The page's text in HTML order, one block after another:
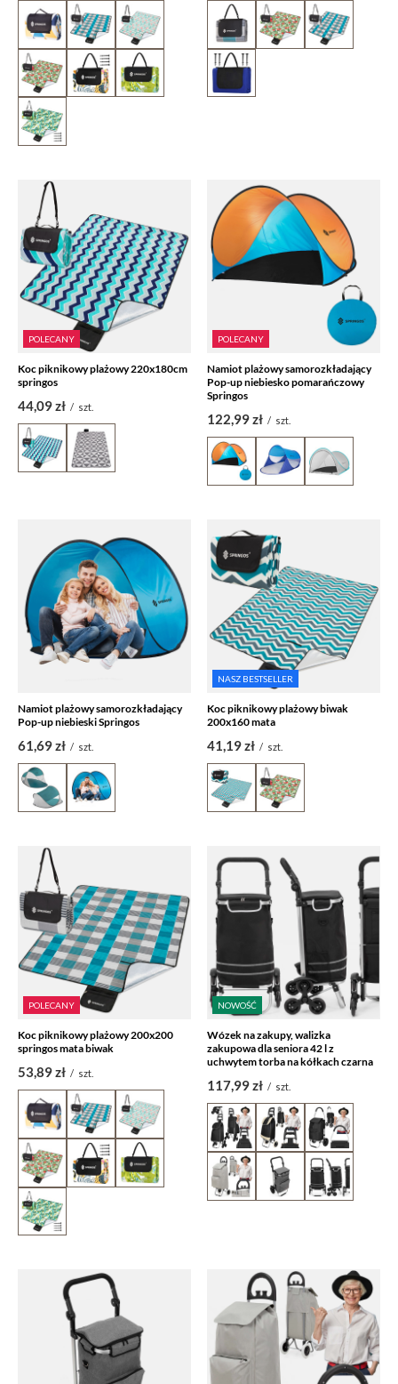
POLECANY
Koc piknikowy plażowy 220x180cm
springos
44,09 zł / szt.
POLECANY
Namiot plażowy samorozkładający
Pop-up niebiesko pomarańczowy
Springos
122,99 zł / szt.
Namiot plażowy samorozkładający
Pop-up niebieski Springos
61,69 zł / szt.
NASZ BESTSELLER
Koc piknikowy plażowy biwak
200x160 mata
41,19 zł / szt.
POLECANY
Koc piknikowy plażowy 200x200
springos mata biwak
53,89 zł / szt.
NOWOŚĆ
Wózek na zakupy, walizka
zakupowa dla seniora 42 l z
uchwytem torba na kółkach czarna
117,99 zł / szt.